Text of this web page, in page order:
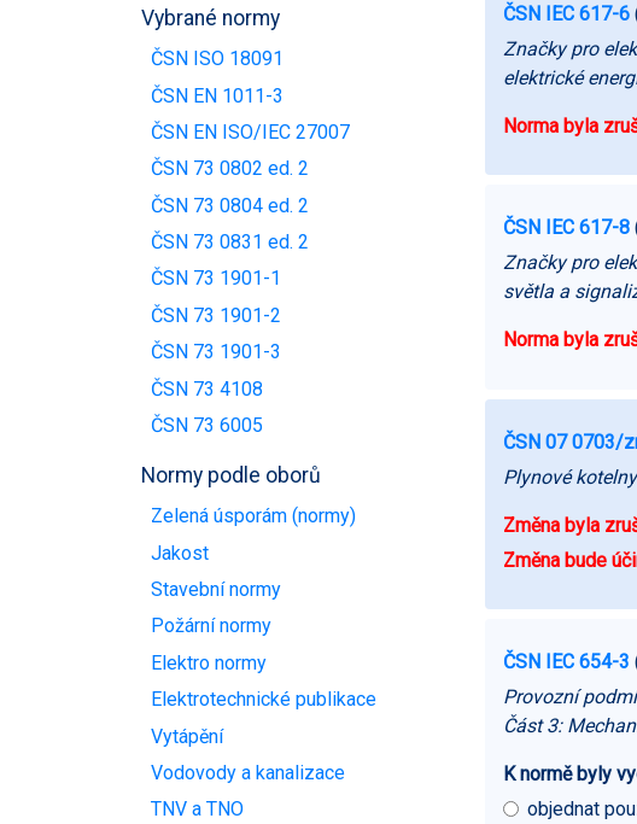
Vybrané normy
ČSN ISO 18091
ČSN EN 1011-3
ČSN EN ISO/IEC 27007
ČSN 73 0802 ed. 2
ČSN 73 0804 ed. 2
ČSN 73 0831 ed. 2
ČSN 73 1901-1
ČSN 73 1901-2
ČSN 73 1901-3
ČSN 73 4108
ČSN 73 6005
Normy podle oborů
Zelená úsporám (normy)
Jakost
Stavební normy
Požární normy
Elektro normy
Elektrotechnické publikace
Vytápění
Vodovody a kanalizace
TNV a TNO
ČSN IEC 617-6
Značky pro
elektrické
Norma byla
ČSN IEC 617-8
Značky pro
světla a
Norma byla
ČSN 07 0703/
Plynové kotelny
Změna byla
Změna bude
ČSN IEC 654-3
Provozní
Část 3:
K normě byly
objednat